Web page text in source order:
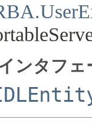
ンタフェ